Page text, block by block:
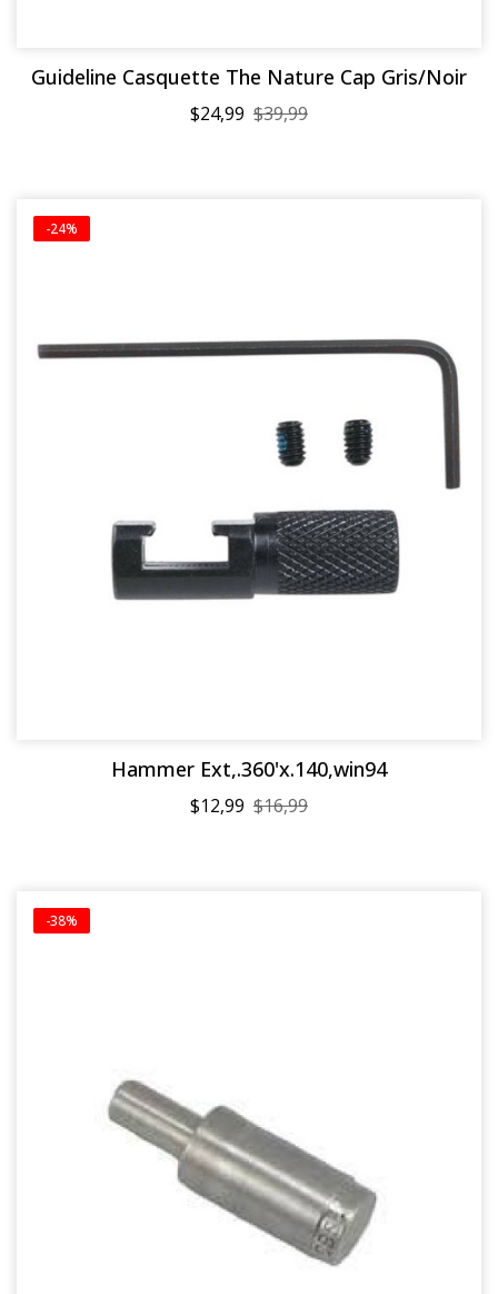
Guideline Casquette The Nature Cap Gris/Noir
$24,99 $39,99
-24%
Hammer Ext,.360'x.140,win94
$12,99 $16,99
-38%